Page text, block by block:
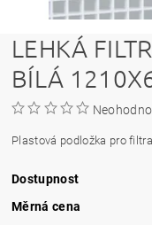
LEHKÁ
BÍLÁ
Plastová podložka pro
Dostupnost
Měrná cena